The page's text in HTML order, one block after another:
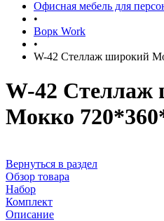
Офисная мебель для
•
Ворк Work
•
W-42 Стеллаж широкий
W-42 Стеллаж
Мокко
Вернуться в раздел
Обзор товара
Набор
Комплект
Описание